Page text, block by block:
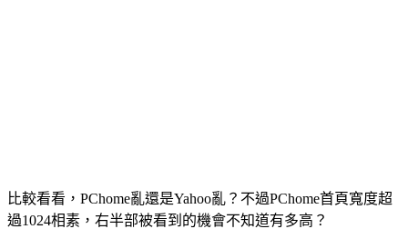
比較看看，PChome亂還是Yahoo亂？不過PChome首頁寬度超
過1024相素，右半部被看到的機會不知道有多高？